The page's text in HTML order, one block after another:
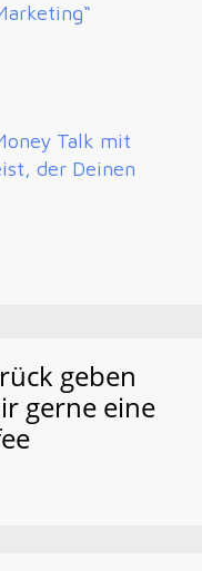
Talk mit
der Deinen
geben
gerne eine